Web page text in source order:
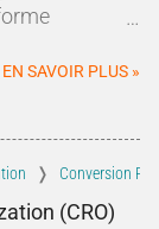
les réseaux
les
serait un
Google
EN SAVOIR PLUS »
Conversion
(CRO)